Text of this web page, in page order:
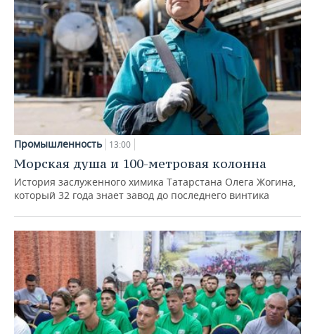
Промышленность 13:00
Морская душа и 100-метровая колонна
История заслуженного химика Татарстана Олега Жогина,
который 32 года знает завод до последнего винтика